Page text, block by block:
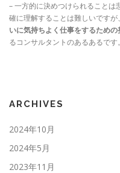
– 一方的に決めつけられることは
確に理解することは難しいです
いに気持ちよく仕事をするため
るコンサルタントのあるあるです。
ARCHIVES
2024年10月
2024年5月
2023年11月